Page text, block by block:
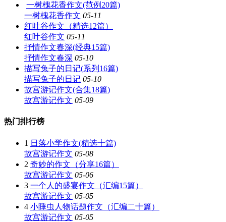
一树槐花香作文(范例20篇)
一树槐花香作文 05-11
红叶谷作文（精选12篇）
红叶谷作文 05-11
抒情作文春深(经典15篇)
抒情作文春深 05-10
描写兔子的日记(系列16篇)
描写兔子的日记 05-10
故宫游记作文(合集18篇)
故宫游记作文 05-09
热门排行榜
1 日落小学作文(精选十篇)
故宫游记作文 05-08
2 奇妙的作文（分享16篇）
故宫游记作文 05-06
3 一个人的盛宴作文（汇编15篇）
故宫游记作文 05-05
4 小睡虫人物话题作文（汇编二十篇）
故宫游记作文 05-05